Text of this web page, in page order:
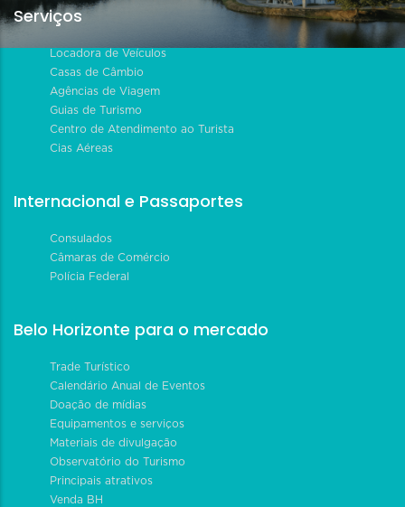
Serviços
Locadora de Veículos
Casas de Câmbio
Agências de Viagem
Guias de Turismo
Centro de Atendimento ao Turista
Cias Aéreas
Internacional e Passaportes
Consulados
Câmaras de Comércio
Polícia Federal
Belo Horizonte para o mercado
Trade Turístico
Calendário Anual de Eventos
Doação de mídias
Equipamentos e serviços
Materiais de divulgação
Observatório do Turismo
Principais atrativos
Venda BH